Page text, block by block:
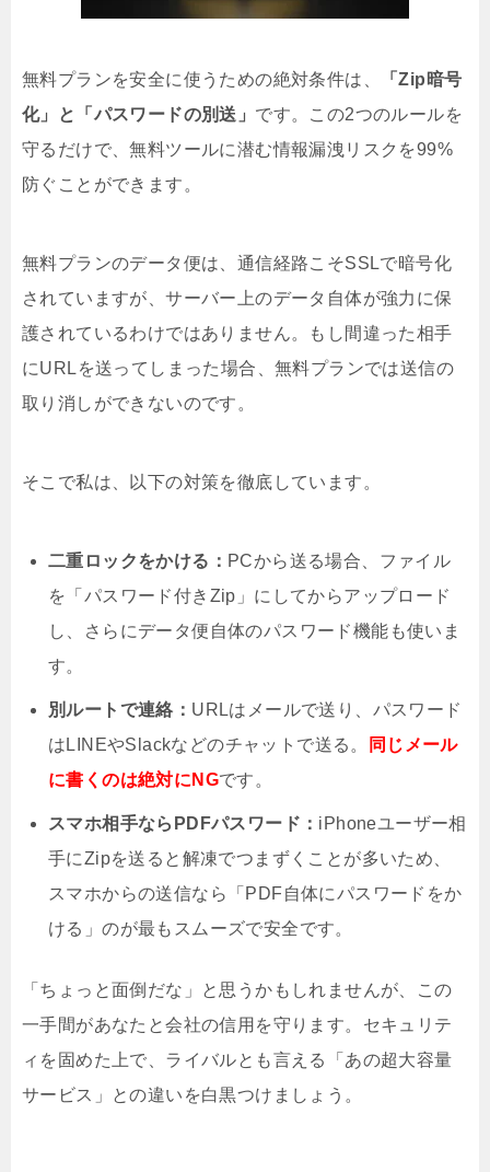
無料プランを安全に使うための絶対条件は、
「Zip暗号
化」と「パスワードの別送」 です。この2つのルールを
守るだけで、無料ツールに潜む情報漏洩リスクを99%
防ぐことができます。
無料プランのデータ便は、通信経路こそSSLで暗号化
されていますが、サーバー上のデータ自体が強力に保
護されているわけではありません。もし間違った相手
にURLを送ってしまった場合、無料プランでは送信の
取り消しができないのです。
そこで私は、以下の対策を徹底しています。
二重ロックをかける： PCから送る場合、ファイル
を「パスワード付きZip」にしてからアップロード
し、さらにデータ便自体のパスワード機能も使いま
す。
別ルートで連絡： URLはメールで送り、パスワード
はLINEやSlackなどのチャットで送る。
同じメール
に書くのは絶対にNGです。
スマホ相手ならPDFパスワード： iPhoneユーザー相
手にZipを送ると解凍でつまずくことが多いため、
スマホからの送信なら「PDF自体にパスワードをか
ける」のが最もスムーズで安全です。
「ちょっと面倒だな」と思うかもしれませんが、この
一手間があなたと会社の信用を守ります。セキュリテ
ィを固めた上で、ライバルとも言える「あの超大容量
サービス」との違いを白黒つけましょう。